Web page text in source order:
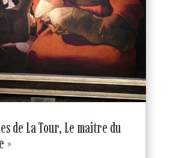
de La Tour, Le maitre du
»